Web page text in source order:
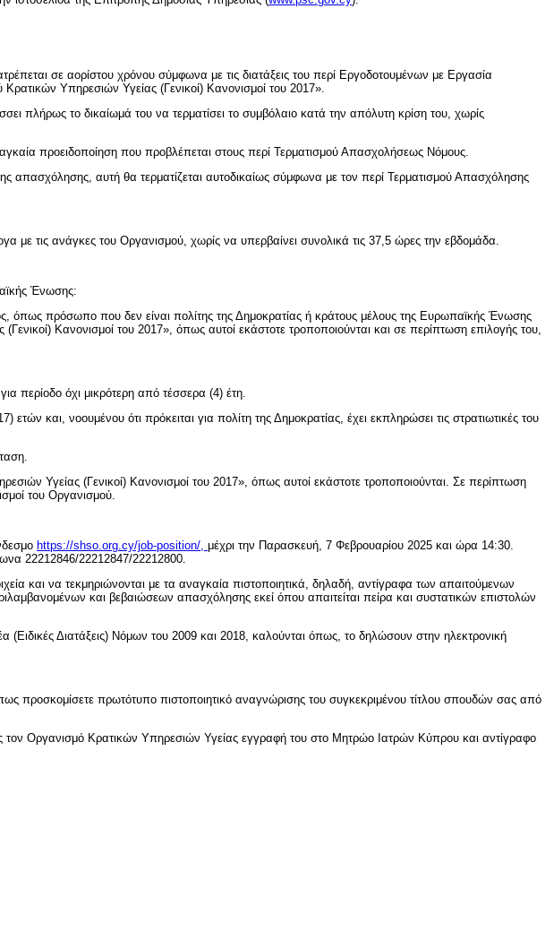
σε αορίστου χρόνου σύμφωνα με τις διατάξεις του περί Εργοδοτουμένων με Εργασία
Υπηρεσιών Υγείας (Γενικοί) Κανονισμοί του 2017».
πλήρως το δικαίωμά του να τερματίσει το συμβόλαιο κατά την απόλυτη κρίση του, χωρίς
προειδοποίηση που προβλέπεται στους περί Τερματισμού Απασχολήσεως Νόμους.
αυτή θα τερματίζεται αυτοδικαίως σύμφωνα με τον περί Τερματισμού Απασχόλησης
με τις ανάγκες του Οργανισμού, χωρίς να υπερβαίνει συνολικά τις 37,5 ώρες την εβδομάδα.
Ένωσης:
όπως πρόσωπο που δεν είναι πολίτης της Δημοκρατίας ή κράτους μέλους της Ευρωπαϊκής Ένωσης
Κανονισμοί του 2017», όπως αυτοί εκάστοτε τροποποιούνται και σε περίπτωση επιλογής του,
όχι μικρότερη από τέσσερα (4) έτη.
και, νοουμένου ότι πρόκειται για πολίτη της Δημοκρατίας, έχει εκπληρώσει τις στρατιωτικές του
Υγείας (Γενικοί) Κανονισμοί του 2017», όπως αυτοί εκάστοτε τροποποιούνται. Σε περίπτωση
του Οργανισμού.
https://shso.org.cy/job-position/, μέχρι την Παρασκευή, 7 Φεβρουαρίου 2025 και ώρα 14:30.
22212846/22212847/22212800.
και να τεκμηριώνονται με τα αναγκαία πιστοποιητικά, δηλαδή, αντίγραφα των απαιτούμενων
και βεβαιώσεων απασχόλησης εκεί όπου απαιτείται πείρα και συστατικών επιστολών
(Ειδικές Διατάξεις) Νόμων του 2009 και 2018, καλούνται όπως, το δηλώσουν στην ηλεκτρονική
πρωτότυπο πιστοποιητικό αναγνώρισης του συγκεκριμένου τίτλου σπουδών σας από
τον Οργανισμό Κρατικών Υπηρεσιών Υγείας εγγραφή του στο Μητρώο Ιατρών Κύπρου και αντίγραφο